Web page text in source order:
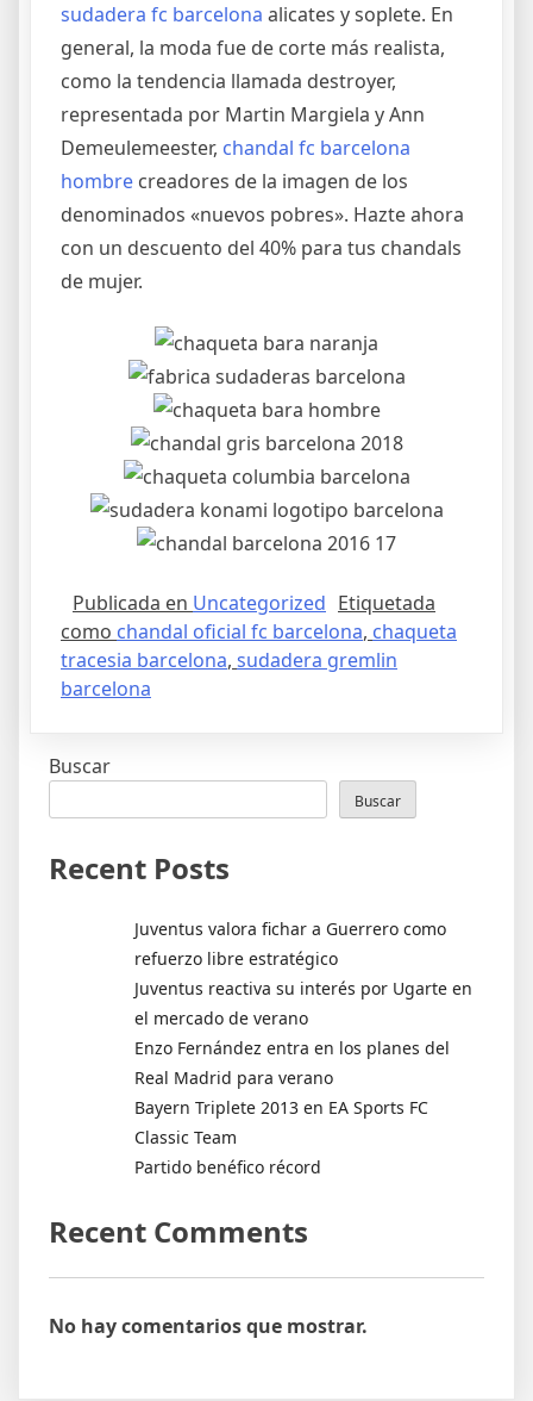
sudadera fc barcelona alicates y soplete. En
general, la moda fue de corte más realista,
como la tendencia llamada destroyer,
representada por Martin Margiela y Ann
Demeulemeester, chandal fc barcelona
hombre creadores de la imagen de los
denominados «nuevos pobres». Hazte ahora
con un descuento del 40% para tus chandals
de mujer.
Publicada en Uncategorized Etiquetada
como chandal oficial fc barcelona, chaqueta
tracesia barcelona, sudadera gremlin
barcelona
Buscar
Buscar
Recent Posts
Juventus valora fichar a Guerrero como
refuerzo libre estratégico
Juventus reactiva su interés por Ugarte en
el mercado de verano
Enzo Fernández entra en los planes del
Real Madrid para verano
Bayern Triplete 2013 en EA Sports FC
Classic Team
Partido benéfico récord
Recent Comments
No hay comentarios que mostrar.